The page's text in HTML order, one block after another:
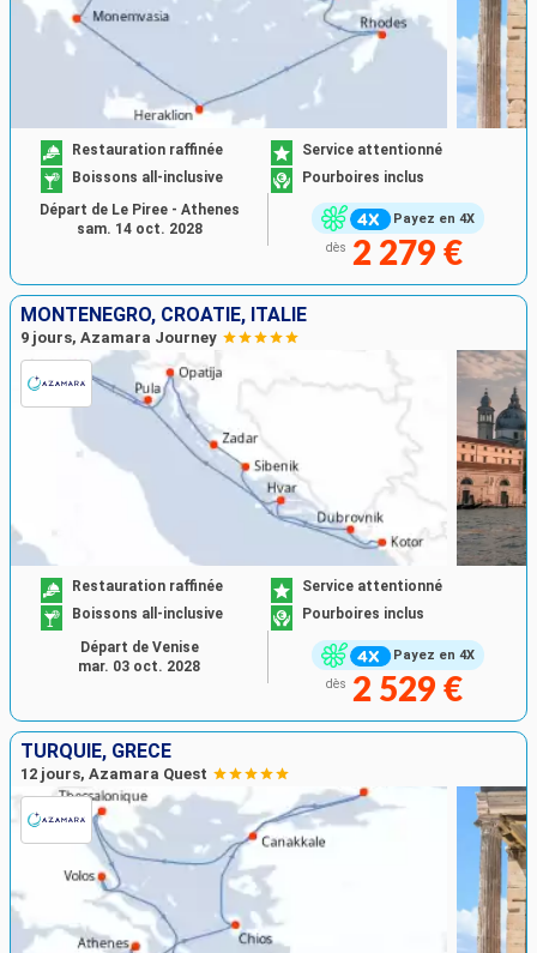
Payez en 4X
Restauration raffinée
Service attentionné
Boissons all-inclusive
Pourboires inclus
dès 2 279 €
Départ de Le Piree - Athenes
sam. 14 oct. 2028
MONTÉNÉGRO, CROATIE, ITALIE
9 jours, Azamara Journey
Payez en 4X
Restauration raffinée
Service attentionné
Boissons all-inclusive
Pourboires inclus
dès 2 529 €
Départ de Venise
mar. 03 oct. 2028
TURQUIE, GRÈCE
12 jours, Azamara Quest